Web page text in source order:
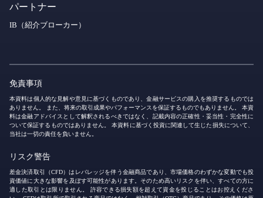
パートナー
IB（紹介ブローカー）
免責事項
本資料は個人的な見解や意見に基づくものであり、金融サービスの購入を推奨するものでは
ありません。 また、将来の取引成果やパフォーマンスを保証するものでもありません。 本資
料は金融アドバイスとして解釈されるべきではなく、記載内容の正確性・妥当性・完全性に
ついて保証するものではありません。 本資料に基づく投資に関連して生じた損失について、
当社は一切の責任を負いません。
リスク警告
差金決済取引（CFD）はレバレッジを伴う金融商品であり、市場価格のわずかな変動でも投
資価値に大きな影響を及ぼす可能性があります。そのため高いリスクを伴い、すべての方に
適した取引とは限りません。 許容できる損失額を超えて資金を投じることはお控えくださ